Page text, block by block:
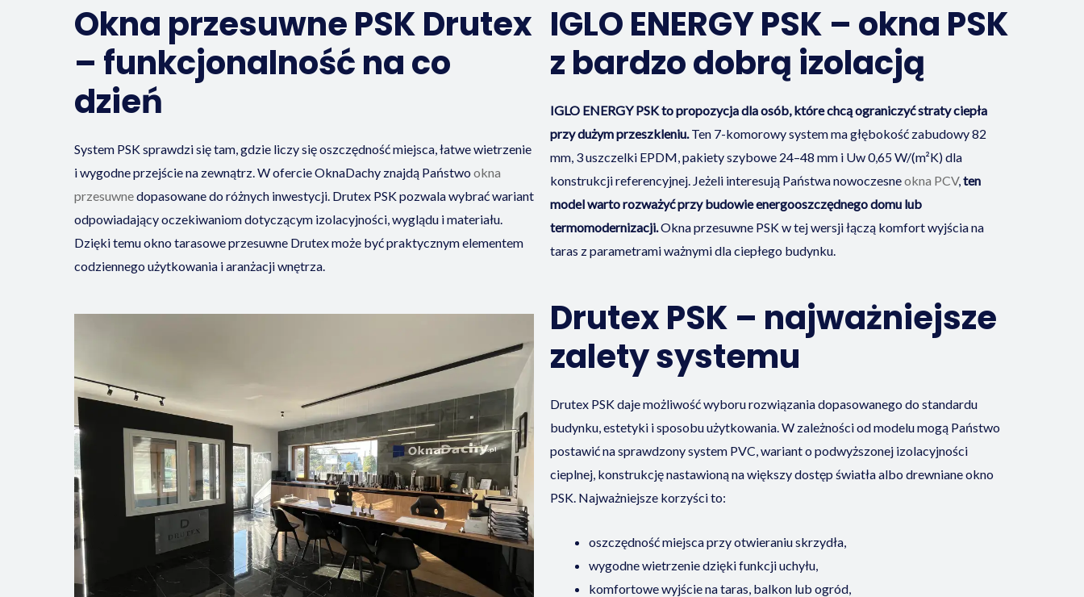
Okna przesuwne PSK Drutex
– funkcjonalność na co
dzień
System PSK sprawdzi się tam, gdzie liczy się oszczędność miejsca, łatwe wietrzenie
i wygodne przejście na zewnątrz. W ofercie OknaDachy znajdą Państwo okna
przesuwnedopasowane do różnych inwestycji. Drutex PSK pozwala wybrać wariant
odpowiadający oczekiwaniom dotyczącym izolacyjności, wyglądu i materiału.
Dzięki temu okno tarasowe przesuwne Drutex może być praktycznym elementem
codziennego użytkowania i aranżacji wnętrza.
IGLO ENERGY PSK – okna PSK
z bardzo dobrą izolacją
IGLO ENERGY PSK to propozycja dla osób, które chcą ograniczyć straty ciepła
przy dużym przeszkleniu. Ten 7-komorowy system ma głębokość zabudowy 82
mm, 3 uszczelki EPDM, pakiety szybowe 24–48 mm i Uw 0,65 W/(m²K) dla
konstrukcji referencyjnej. Jeżeli interesują Państwa nowoczesneokna PCV, ten
model warto rozważyć przy budowie energooszczędnego domu lub
termomodernizacji.Okna przesuwne PSK w tej wersji łączą komfort wyjścia na
taras z parametrami ważnymi dla ciepłego budynku.
Drutex PSK – najważniejsze
zalety systemu
Drutex PSK daje możliwość wyboru rozwiązania dopasowanego do standardu
budynku, estetyki i sposobu użytkowania. W zależności od modelu mogą Państwo
postawić na sprawdzony system PVC, wariant o podwyższonej izolacyjności
cieplnej, konstrukcję nastawioną na większy dostęp światła albo drewniane okno
PSK. Najważniejsze korzyści to:
oszczędność miejsca przy otwieraniu skrzydła,
wygodne wietrzenie dzięki funkcji uchyłu,
komfortowe wyjście na taras, balkon lub ogród,